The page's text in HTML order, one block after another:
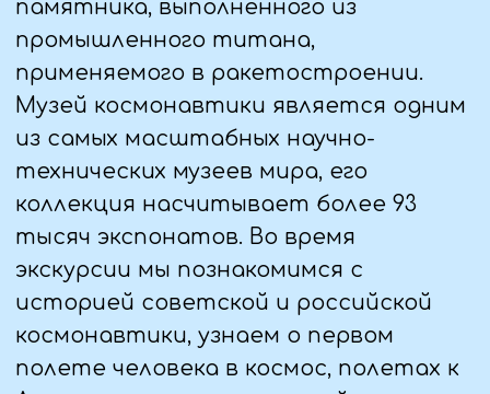
влаги и ветра, а также дышащие,
чтобы избежать перегрева.
•легкая, но теплая верхняя одежда —
куртка с утеплителем. Не берите с
собой пальто, чтобы не мокнуть по
•флисовая кофта/ толстовка/свитер
и тд.
•брюки/джинсы и тд.
•головной убор — шапка, перчатки,
шарф.
•теплые и удобные ботинки или
кроссовки на низком каблуке, носки.
Главное – быть готовым к любым
погодным условиям и наслаждаться